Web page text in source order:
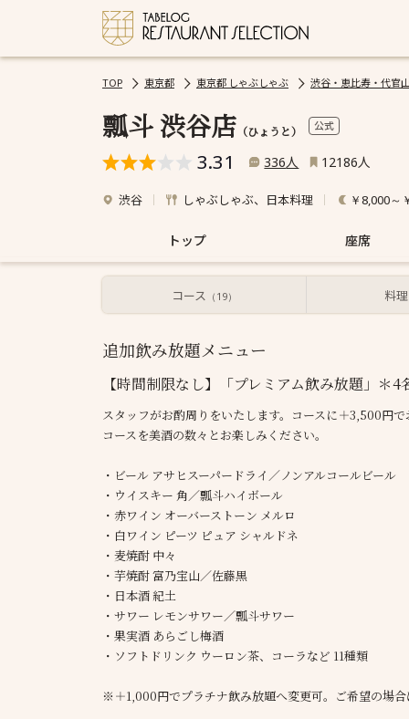
TOP 東京都 東京都 しゃぶしゃぶ 渋谷・恵比寿・代官
瓢斗 渋谷店 （ひょうと） 公式
3.31 336人 12186人
渋谷 しゃぶしゃぶ、日本料理 ￥8,000～
トップ 座席
コース （19） 料理
ドリンク
追加飲み放題メニュー
【時間制限なし】「プレミアム飲み放題」＊4
スタッフがお酌周りをいたします。コースに＋3,500円で
コースを美酒の数々とお楽しみください。
・ビール アサヒスーパードライ／ノンアルコールビール
・ウイスキー 角／瓢斗ハイボール
・赤ワイン オーバーストーン メルロ
・白ワイン ピーツ ピュア シャルドネ
・麦焼酎 中々
・芋焼酎 富乃宝山／佐藤黒
・日本酒 紀土
・サワー レモンサワー／瓢斗サワー
・果実酒 あらごし梅酒
・ソフトドリンク ウーロン茶、コーラなど 11種類
※＋1,000円でプラチナ飲み放題へ変更可。ご希望の場合